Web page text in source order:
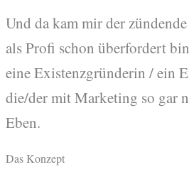
Und da kam mir der
als Profi schon überfordert
eine Existenzgründerin / ein
die/der mit Marketing so gar
Eben.
Das Konzept